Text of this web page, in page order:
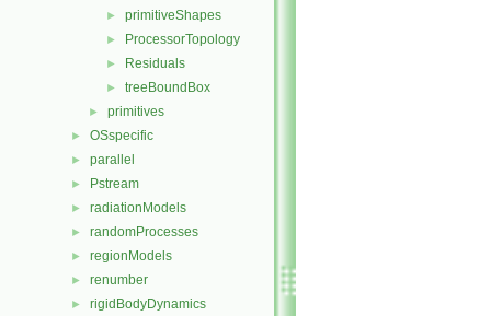
► primitiveShapes
► ProcessorTopology
► Residuals
► treeBoundBox
► primitives
► OSspecific
► parallel
► Pstream
► radiationModels
► randomProcesses
► regionModels
► renumber
► rigidBodyDynamics